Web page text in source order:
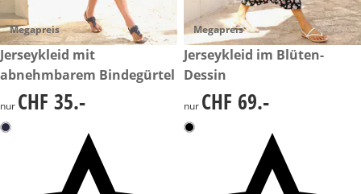
Megapreis
CHF 35.-
Jerseykleid mit
abnehmbarem Bindegürtel
CHF 35.-
nur CHF 35.-
Megapreis
CHF 69.-
Jerseykleid im Blüten-
Dessin
CHF 69.-
nur CHF 69.-